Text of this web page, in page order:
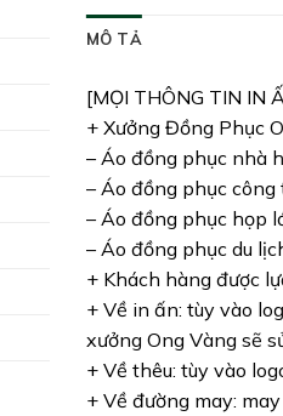
MÔ TẢ
[MỌI THÔNG TIN IN
+ Xưởng Đồng Phục
– Áo đồng phục nhà
– Áo đồng phục công
– Áo đồng phục họp
– Áo đồng phục du
+ Khách hàng được
+ Về in ấn: tùy vào
xưởng Ong Vàng sẽ
+ Về thêu: tùy vào
+ Về đường may: